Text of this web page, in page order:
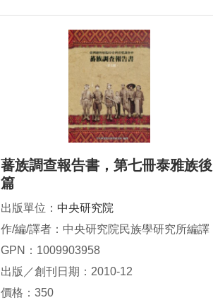
蕃族調查報告書，第七冊泰雅族後
篇
出版單位： 中央研究院
作/編/譯者：中央研究院民族學研究所編譯
GPN：1009903958
出版／創刊日期：2010-12
價格：350